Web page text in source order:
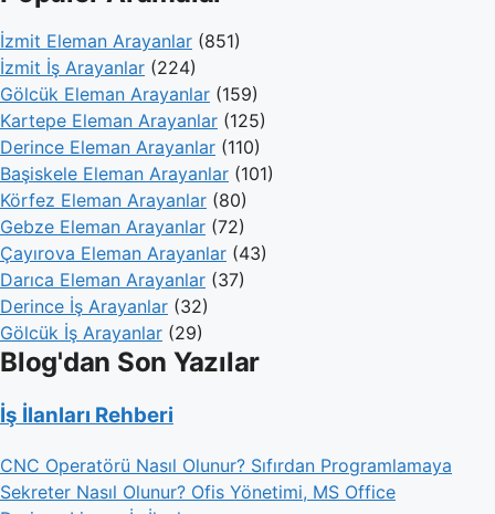
İzmit Eleman Arayanlar (851)
İzmit İş Arayanlar (224)
Gölcük Eleman Arayanlar (159)
Kartepe Eleman Arayanlar (125)
Derince Eleman Arayanlar (110)
Başiskele Eleman Arayanlar (101)
Körfez Eleman Arayanlar (80)
Gebze Eleman Arayanlar (72)
Çayırova Eleman Arayanlar (43)
Darıca Eleman Arayanlar (37)
Derince İş Arayanlar (32)
Gölcük İş Arayanlar (29)
Blog'dan Son Yazılar
İş İlanları Rehberi
CNC Operatörü Nasıl Olunur? Sıfırdan Programlamaya
Sekreter Nasıl Olunur? Ofis Yönetimi, MS Office